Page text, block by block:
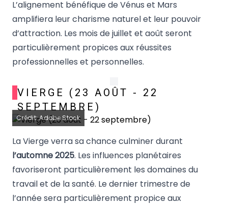
L’alignement bénéfique de Vénus et Mars
amplifiera leur charisme naturel et leur pouvoir
d’attraction. Les mois de juillet et août seront
particulièrement propices aux réussites
professionnelles et personnelles.
VIERGE (23 AOÛT - 22
SEPTEMBRE)
Crédit: Adobe Stock
La Vierge verra sa chance culminer durant
l’automne 2025. Les influences planétaires
favoriseront particulièrement les domaines du
travail et de la santé. Le dernier trimestre de
l’année sera particulièrement propice aux